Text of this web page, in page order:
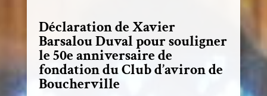
Déclaration de Xavier
Barsalou Duval pour souligner
le 50e anniversaire de
fondation du Club d’aviron de
Boucherville